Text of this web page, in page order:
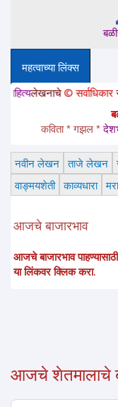
महत्वाच्या लिंक्स
© सर्वाधिकारसुरक्षित
कविता * गझल *
नवीन लेखन ताजे लेखन
वाङ्मयशेती काव्यधारा
आजचे बाजारभाव
आजचे बाजारभाव पाहण्यासाठी
या लिंकवर क्लिक करा.
आजचे शेतमालाचे